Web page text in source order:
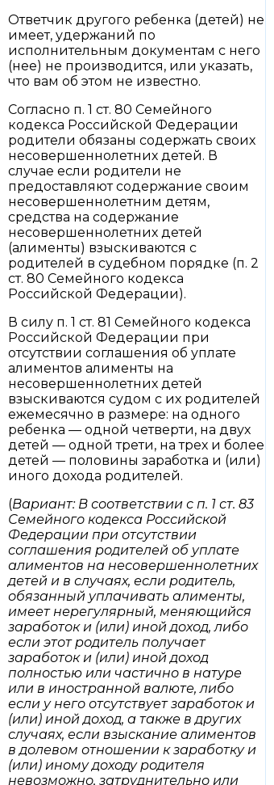
Ответчик другого ребенка (детей) не
имеет, удержаний по
исполнительным документам с него
(нее) не производится, или указать,
что вам об этом не известно.
Согласно п. 1 ст. 80 Семейного
кодекса Российской Федерации
родители обязаны содержать своих
несовершеннолетних детей. В
случае если родители не
предоставляют содержание своим
несовершеннолетним детям,
средства на содержание
несовершеннолетних детей
(алименты) взыскиваются с
родителей в судебном порядке (п. 2
ст. 80 Семейного кодекса
Российской Федерации).
В силу п. 1 ст. 81 Семейного кодекса
Российской Федерации при
отсутствии соглашения об уплате
алиментов алименты на
несовершеннолетних детей
взыскиваются судом с их родителей
ежемесячно в размере: на одного
ребенка — одной четверти, на двух
детей — одной трети, на трех и более
детей — половины заработка и (или)
иного дохода родителей.
(Вариант: В соответствии с п. 1 ст. 83
Семейного кодекса Российской
Федерации при отсутствии
соглашения родителей об уплате
алиментов на несовершеннолетних
детей и в случаях, если родитель,
обязанный уплачивать алименты,
имеет нерегулярный, меняющийся
заработок и (или) иной доход, либо
если этот родитель получает
заработок и (или) иной доход
полностью или частично в натуре
или в иностранной валюте, либо
если у него отсутствует заработок и
(или) иной доход, а также в других
случаях, если взыскание алиментов
в долевом отношении к заработку и
(или) иному доходу родителя
невозможно, затруднительно или